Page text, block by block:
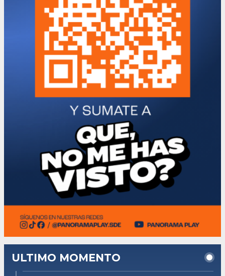
ULTIMO MOMENTO